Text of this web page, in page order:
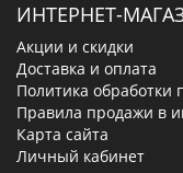
ИНТЕРНЕТ-
Акции и скидки
Доставка и оплата
Политика
Правила продажи в
Карта сайта
Личный кабинет